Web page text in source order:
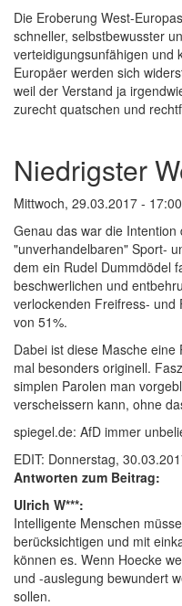
Die Eroberung West-
schneller, selbstbewusster
verteidigungsunfähigen und
Europäer werden sich
weil der Verstand ja
zurecht quatschen und
Niedrigster
Mittwoch, 29.03.2017 -
Genau das war die
"unverhandelbaren" Sport-
dem ein Rudel Dummdödel
beschwerlichen und
verlockenden Freifress- und
von 51%.
Dabei ist diese Masche
mal besonders originell.
simplen Parolen man
verscheissern kann, ohne
spiegel.de: AfD immer
EDIT: Donnerstag,
Antworten zum Beitrag:
Ulrich W***:
Intelligente Menschen
berücksichtigen und mit
können es. Wenn Hoecke
und -auslegung bewundert
sollen.